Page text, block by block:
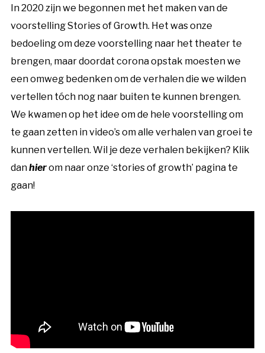
In 2020 zijn we begonnen met het maken van de
voorstelling Stories of Growth. Het was onze
bedoeling om deze voorstelling naar het theater te
brengen, maar doordat corona opstak moesten we
een omweg bedenken om de verhalen die we wilden
vertellen tóch nog naar buiten te kunnen brengen.
We kwamen op het idee om de hele voorstelling om
te gaan zetten in video’s om alle verhalen van groei te
kunnen vertellen. Wil je deze verhalen bekijken? Klik
danhierom naar onze ‘stories of growth’ pagina te
gaan!